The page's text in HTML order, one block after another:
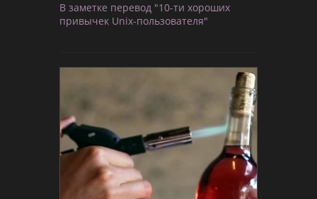
В заметке перевод "10-ти хороших
привычек Unix-пользователя"